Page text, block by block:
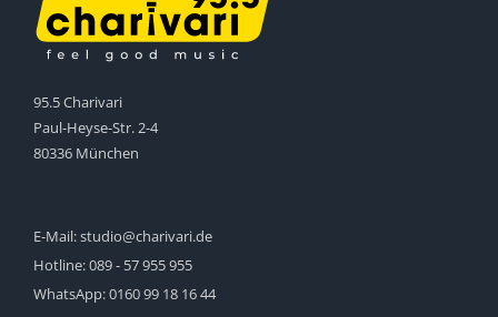
95.5 Charivari
Paul-Heyse-Str. 2-4
80336 München
E-Mail:studio@charivari.de
Hotline:089 - 57 955 955
WhatsApp:0160 99 18 16 44